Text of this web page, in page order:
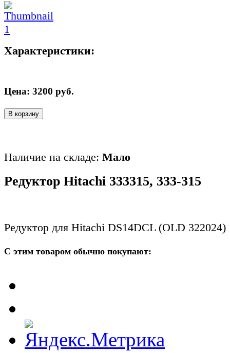
Характеристики:
Цена: 3200 руб.
В корзину
Наличие на складе: Мало
Редуктор Hitachi 333315, 333-315
Редуктор для Hitachi DS14DCL (OLD 322024)
С этим товаром обычно покупают: